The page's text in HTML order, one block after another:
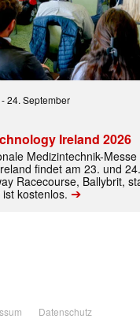
|transkript-
24. September
Ireland 2026
Medizintechnik-
findet am 23. und
Racecourse, Ballybrit,
kostenlos. ➔
Datenschutz